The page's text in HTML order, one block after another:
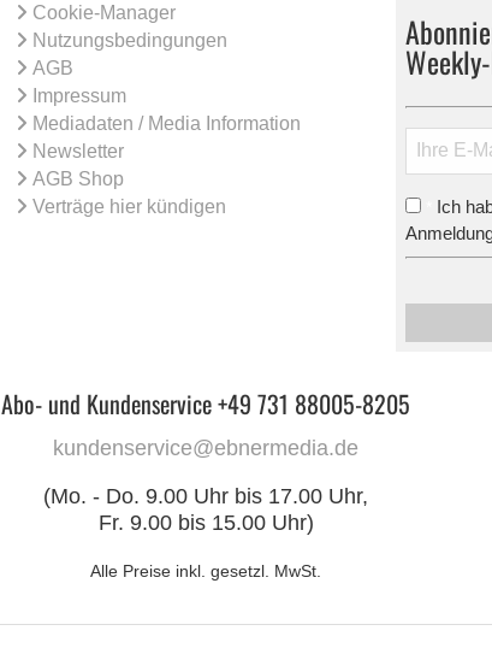
Cookie-Manager
Nutzungsbedingungen
AGB
Impressum
Mediadaten / Media Information
Newsletter
AGB Shop
Verträge hier kündigen
Ich
Abo- und Kundenservice +49 731 88005-8205
kundenservice@ebnermedia.de
(Mo. - Do. 9.00 Uhr bis 17.00 Uhr,
Fr. 9.00 bis 15.00 Uhr)
Alle Preise inkl. gesetzl. MwSt.